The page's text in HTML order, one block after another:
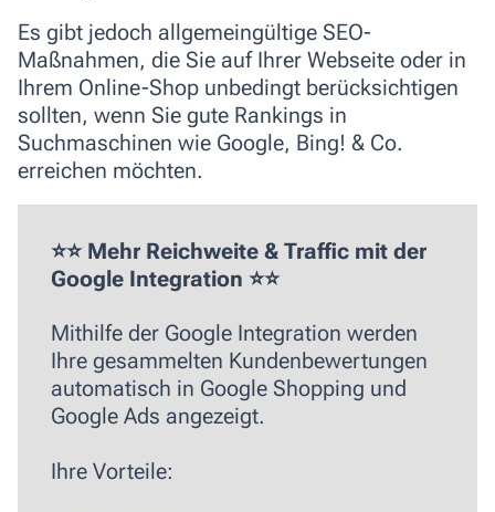
Es gibt jedoch allgemeingültige SEO-
Maßnahmen, die Sie auf Ihrer Webseite oder in
Ihrem Online-Shop unbedingt berücksichtigen
sollten, wenn Sie gute Rankings in
Suchmaschinen wie Google, Bing! & Co.
erreichen möchten.
⭐⭐ Mehr Reichweite & Traffic mit der
Google Integration ⭐⭐
Mithilfe der Google Integration werden
Ihre gesammelten Kundenbewertungen
automatisch in Google Shopping und
Google Ads angezeigt.
Ihre Vorteile: